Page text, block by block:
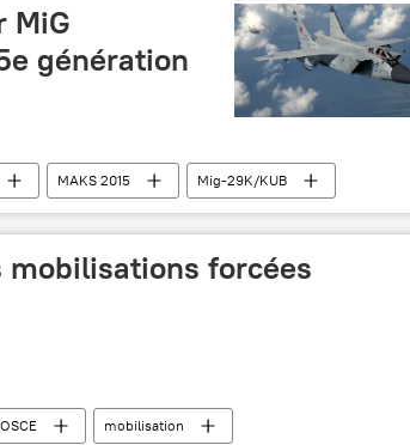
MiG
génération
MAKS 2015 Mig-29K/KUB
mobilisations forcées
OSCE mobilisation